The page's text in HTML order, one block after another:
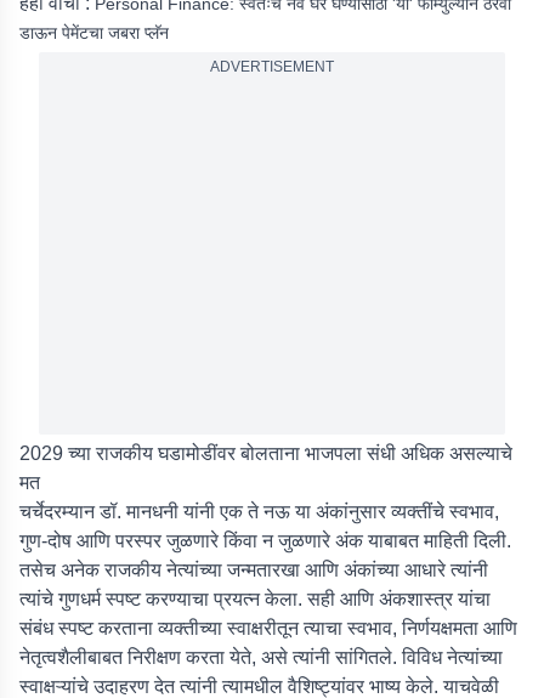
डाऊन पेमेंटचा जबरा प्लॅन
ADVERTISEMENT
2029 च्या राजकीय घडामोडींवर बोलताना भाजपला संधी अधिक असल्याचे
मत
चर्चेदरम्यान डॉ. मानधनी यांनी एक ते नऊ या अंकांनुसार व्यक्तींचे स्वभाव,
गुण-दोष आणि परस्पर जुळणारे किंवा न जुळणारे अंक याबाबत माहिती दिली.
तसेच अनेक राजकीय नेत्यांच्या जन्मतारखा आणि अंकांच्या आधारे त्यांनी
त्यांचे गुणधर्म स्पष्ट करण्याचा प्रयत्न केला. सही आणि अंकशास्त्र यांचा
संबंध स्पष्ट करताना व्यक्तीच्या स्वाक्षरीतून त्याचा स्वभाव, निर्णयक्षमता आणि
नेतृत्वशैलीबाबत निरीक्षण करता येते, असे त्यांनी सांगितले. विविध नेत्यांच्या
स्वाक्षऱ्यांचे उदाहरण देत त्यांनी त्यामधील वैशिष्ट्यांवर भाष्य केले. याचवेळी